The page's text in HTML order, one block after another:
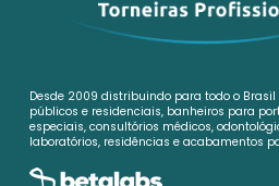
Desde 2009 distribuindo para todo o
públicos e residenciais, banheiros para
especiais, consultórios médicos,
laboratórios, residências e acabamentos